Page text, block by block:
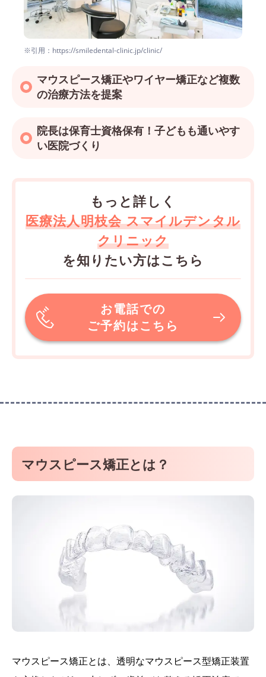
※引用：https://smiledental-clinic.jp/clinic/
マウスピース矯正やワイヤー矯正など複数
の治療方法を提案
院長は保育士資格保有！子どもも通いやす
い医院づくり
もっと詳しく
医療法人明枝会 スマイルデンタル
クリニック
を知りたい方はこちら
お電話での
ご予約はこちら
マウスピース矯正とは？
マウスピース矯正とは、透明なマウスピース型矯正装置